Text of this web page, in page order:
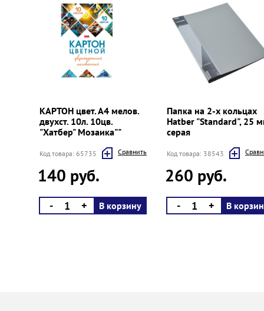
КАРТОН цвет. А4 мелов.
двухст. 10л. 10цв.
"Хатбер" Мозаика""
Код товара: 65735 Cравнить
140 руб.
- + В корзину
Папка на 2-х кольцах
Hatber "Standard", 25
серая
Код товара: 38543
260 руб.
- + В